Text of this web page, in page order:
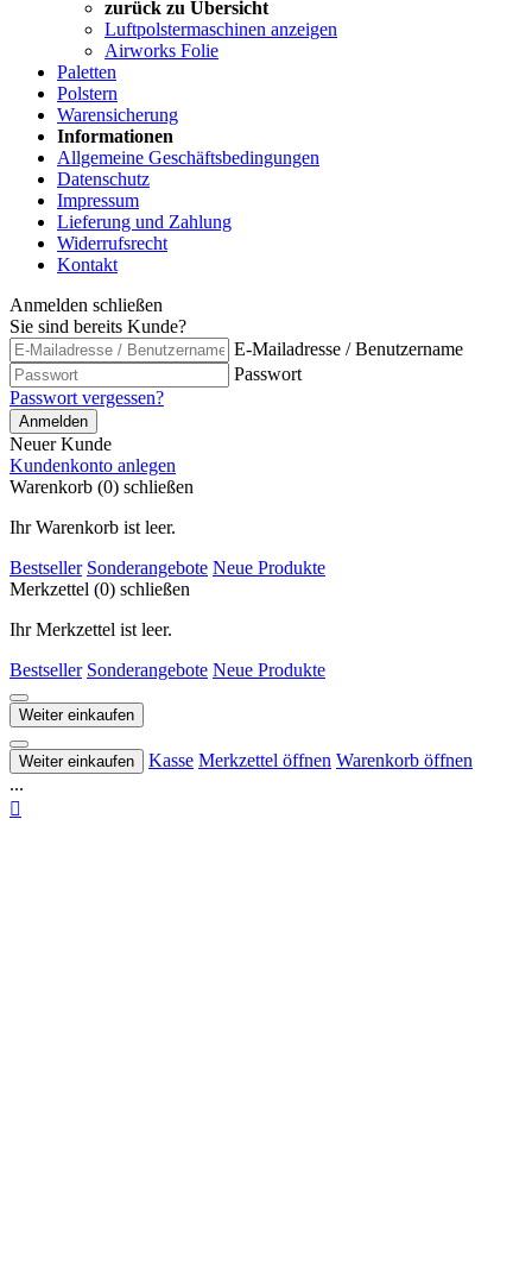
zurück zu Übersicht
Luftpolstermaschinen anzeigen
Airworks Folie
Paletten
Polstern
Warensicherung
Informationen
Allgemeine Geschäftsbedingungen
Datenschutz
Impressum
Lieferung und Zahlung
Widerrufsrecht
Kontakt
Anmelden schließen
Sie sind bereits Kunde?
E-Mailadresse / Benutzername
Passwort
Passwort vergessen?
Anmelden
Neuer Kunde
Kundenkonto anlegen
Warenkorb (0) schließen
Ihr Warenkorb ist leer.
Bestseller Sonderangebote Neue Produkte
Merkzettel (0) schließen
Ihr Merkzettel ist leer.
Bestseller Sonderangebote Neue Produkte
Weiter einkaufen
Weiter einkaufen Kasse Merkzettel öffnen Warenkorb öffnen
...
